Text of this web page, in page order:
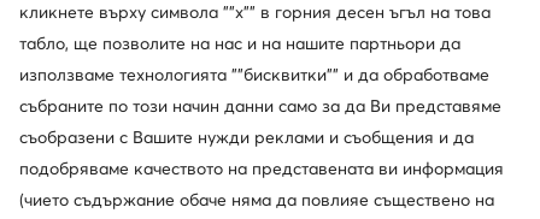
кликнете върху символа ""x"" в горния десен ъгъл на това
табло, ще позволите на нас и на нашите партньори да
използваме технологията ""бисквитки"" и да обработваме
събраните по този начин данни само за да Ви представяме
съобразени с Вашите нужди реклами и съобщения и да
подобряваме качеството на представената ви информация
(чието съдържание обаче няма да повлияе съществено на